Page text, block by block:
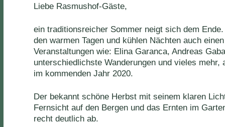
Liebe Rasmushof-Gäste,
ein traditionsreicher Sommer neigt sich dem
den warmen Tagen und kühlen Nächten auch
Veranstaltungen wie: Elina Garanca, Andreas
unterschiedlichste Wanderungen und vieles mehr,
im kommenden Jahr 2020.
Der bekannt schöne Herbst mit seinem klaren
Fernsicht auf den Bergen und das Ernten im
recht deutlich ab.